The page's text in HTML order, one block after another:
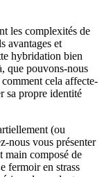
les complexités de
avantages et
hybridation bien
que pouvons-nous
cela affecte-
sa propre identité
(ou
nous vous présenter
composé de
fermoir en strass